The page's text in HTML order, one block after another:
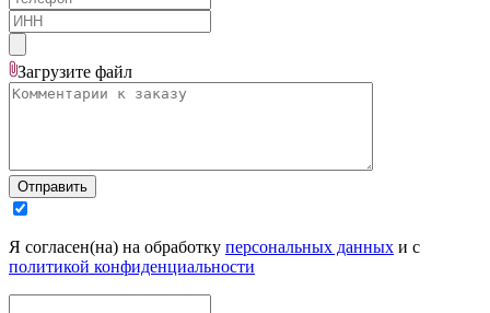
Загрузите файл
Отправить
Я согласен(на) на обработку персональных данных и с
политикой конфиденциальности